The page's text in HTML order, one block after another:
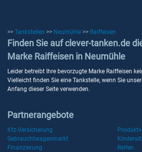
>> Tankstellen >> Neumühle >> Raiffeisen
Finden Sie auf clever-tanken.de
Marke Raiffeisen in Neumühle
Leider betreibt Ihre bevorzugte Marke Raiffeisen
Vielleicht finden Sie eine Tankstelle, wenn Sie
Anfang dieser Seite verwenden.
Partnerangebote
Kfz-Versicherung
Gebrauchtwagenmarkt
Finanzierung
Reifen